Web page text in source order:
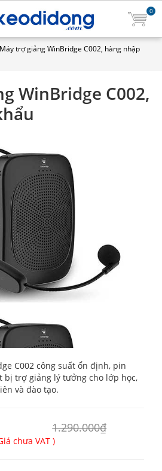
0
Máy trợ giảng WinBridge C002, hàng nhập
WinBridge C002,
C002 công suất ổn định, pin
bị trợ giảng lý tưởng cho lớp học,
và đào tạo.
1.290.000₫
chưa VAT )